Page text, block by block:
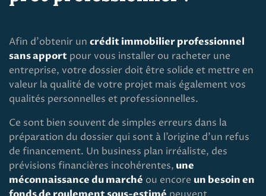
Afin d'obtenir un crédit immobilier professionnel
sans apport pour vous installer ou racheter une
entreprise, votre dossier doit être solide et mettre en
valeur la qualité de votre projet mais également vos
qualités personnelles et professionnelles.
Ce sont bien souvent de simples erreurs dans la
préparation du dossier qui sont à l’origine d’un refus
de financement. Un business plan irréaliste, des
prévisions financières incohérentes, une
méconnaissance du marché ou encore un besoin en